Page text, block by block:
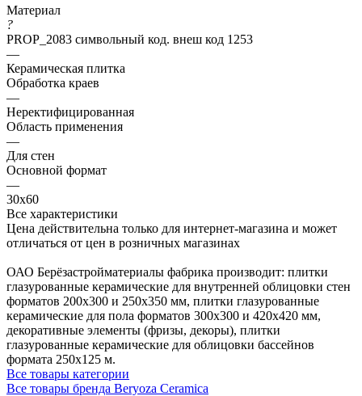
Материал
?
PROP_2083 символьный код. внеш код 1253
—
Керамическая плитка
Обработка краев
—
Неректифицированная
Область применения
—
Для стен
Основной формат
—
30х60
Все характеристики
Цена действительна только для интернет-магазина и может
отличаться от цен в розничных магазинах
ОАО Берёзастройматериалы фабрика производит: плитки
глазурованные керамические для внутренней облицовки стен
форматов 200х300 и 250х350 мм, плитки глазурованные
керамические для пола форматов 300х300 и 420х420 мм,
декоративные элементы (фризы, декоры), плитки
глазурованные керамические для облицовки бассейнов
формата 250х125 м.
Все товары категории
Все товары бренда Beryoza Ceramica